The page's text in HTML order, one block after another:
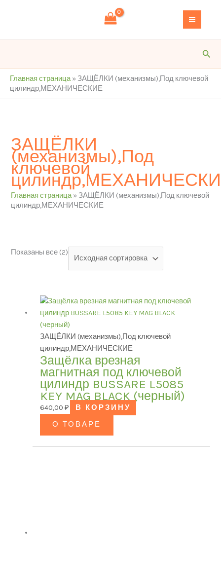
Главная страница» ЗАЩЁЛКИ (механизмы),Под ключевой
цилиндр,МЕХАНИЧЕСКИЕ
h
ЗАЩЁЛКИ
(механизмы),Под
ключевой
Главная страница» ЗАЩЁЛКИ (механизмы),Под ключевой
цилиндр,МЕХАНИЧЕСКИЕ
Категории товаров
Модель
ЦВЕТ
В наличии
Показаны все (2)
ЗАЩЁЛКИ (механизмы),Под ключевой
цилиндр,МЕХАНИЧЕСКИЕ
Защёлка врезная
магнитная под ключевой
цилиндр BUSSARE L5085
KEY MAG BLACK (черный)
640,00 ₽
В КОРЗИНУ
О ТОВАРЕ